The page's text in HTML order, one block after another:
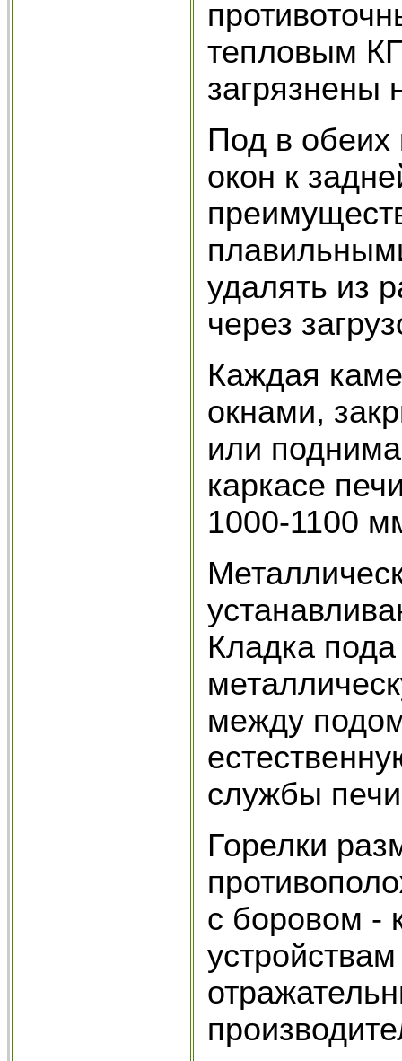
тепловым
загрязнены
Под в обеих
окон к
удалять из
через
Каждая
окнами,
или
каркасе
1000-1100
Кладка
между
службы
Горелки
с боровом -